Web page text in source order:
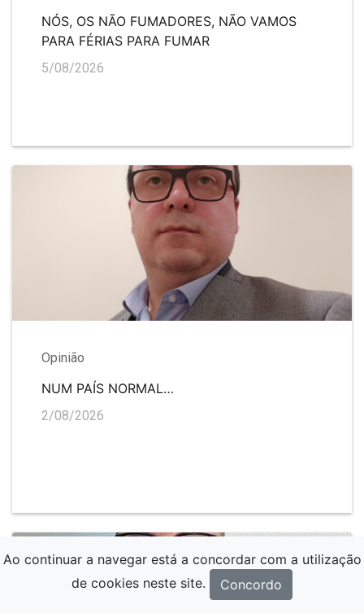
NÓS, OS NÃO FUMADORES, NÃO VAMOS
PARA FÉRIAS PARA FUMAR
5/08/2026
Opinião
NUM PAÍS NORMAL…
2/08/2026
Ao continuar a navegar está a concordar com a utilização
de cookies neste site.
Concordo